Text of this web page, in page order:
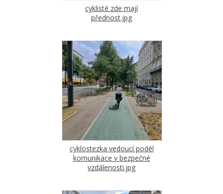
cyklisté zde mají
přednost.jpg
cyklostezka vedoucí podél
komunikace v bezpečné
vzdálenosti.jpg